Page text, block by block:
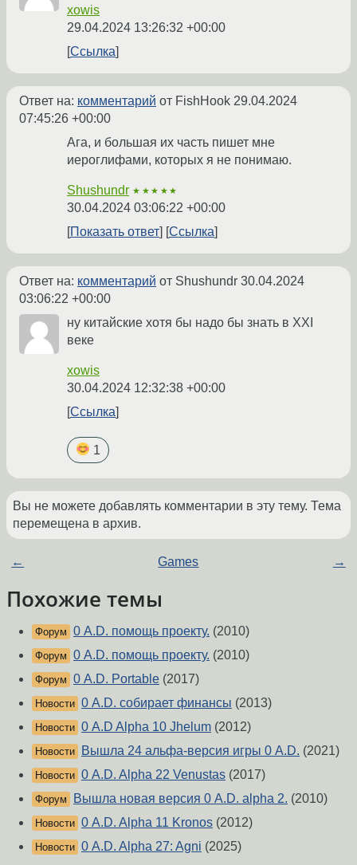
xowis
29.04.2024 13:26:32 +00:00
Ссылка
Ответ на: комментарий от FishHook 29.04.2024
07:45:26 +00:00
Ага, и большая их часть пишет мне
иероглифами, которых я не понимаю.
Shushundr ★★★★★
30.04.2024 03:06:22 +00:00
Показать ответ
Ссылка
Ответ на: комментарий от Shushundr 30.04.2024
03:06:22 +00:00
ну китайские хотя бы надо бы знать в XXI
веке
xowis
30.04.2024 12:32:38 +00:00
Ссылка
1
Вы не можете добавлять комментарии в эту тему. Тема
перемещена в архив.
← Games →
Похожие темы
Форум 0 A.D. помощь проекту. (2010)
Форум 0 A.D. помощь проекту. (2010)
Форум 0 A.D. Portable (2017)
Новости 0 A.D. собирает финансы (2013)
Новости 0 A.D Alpha 10 Jhelum (2012)
Новости Вышла 24 альфа-версия игры 0 A.D. (2021)
Новости 0 A.D. Alpha 22 Venustas (2017)
Форум Вышла новая версия 0 A.D. alpha 2. (2010)
Новости 0 A.D. Alpha 11 Kronos (2012)
Новости 0 A.D. Alpha 27: Agni (2025)